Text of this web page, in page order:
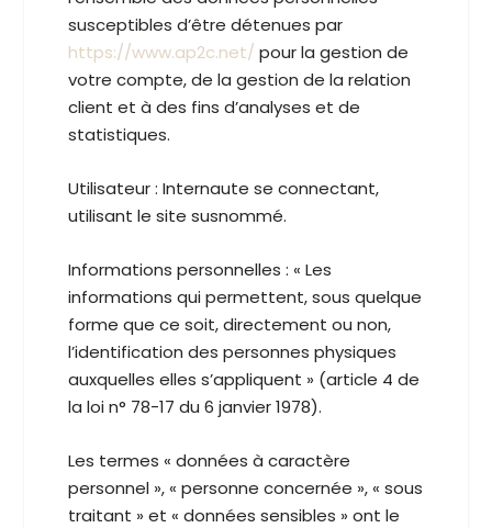
susceptibles d’être détenues par
https://www.ap2c.net/ pour la gestion de
votre compte, de la gestion de la relation
client et à des fins d’analyses et de
statistiques.
Utilisateur : Internaute se connectant,
utilisant le site susnommé.
Informations personnelles : « Les
informations qui permettent, sous quelque
forme que ce soit, directement ou non,
l’identification des personnes physiques
auxquelles elles s’appliquent » (article 4 de
la loi n° 78-17 du 6 janvier 1978).
Les termes « données à caractère
personnel », « personne concernée », « sous
traitant » et « données sensibles » ont le